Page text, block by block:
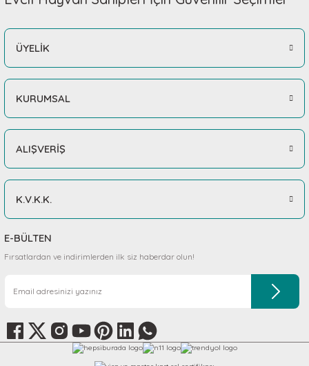
ÜYELİK
KURUMSAL
ALIŞVERİŞ
K.V.K.K.
E-BÜLTEN
Fırsatlardan ve indirimlerden ilk siz haberdar olun!